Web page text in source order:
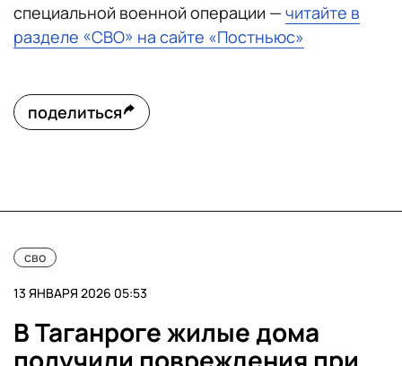
специальной военной операции — читайте в
разделе «СВО» на сайте «Постньюс»
поделиться
сво
13 ЯНВАРЯ 2026 05:53
В Таганроге жилые дома